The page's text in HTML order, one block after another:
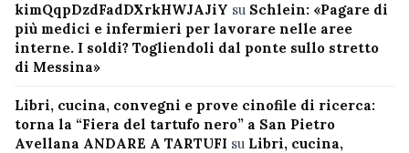
kimQqpDzdFadDXrkHWJAJiY su Schlein: «Pagare di
più medici e infermieri per lavorare nelle aree
interne. I soldi? Togliendoli dal ponte sullo stretto
di Messina»
Libri, cucina, convegni e prove cinofile di ricerca:
torna la “Fiera del tartufo nero” a San Pietro
Avellana ANDARE A TARTUFI su Libri, cucina,